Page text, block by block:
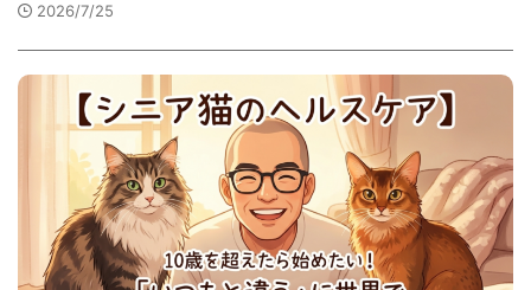
2026/7/25